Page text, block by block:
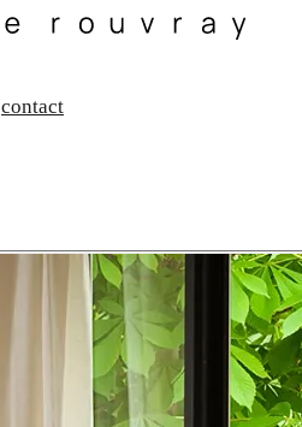
contact